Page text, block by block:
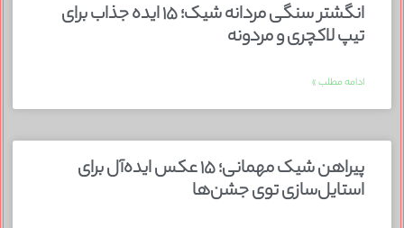
انگشتر سنگی مردانه شیک؛ ۱۵ ایده جذاب برای
تیپ لاکچری و مردونه
ادامه مطلب »
پیراهن شیک مهمانی؛ ۱۵ عکس ایده‌آل برای
استایل‌سازی توی جشن‌ها